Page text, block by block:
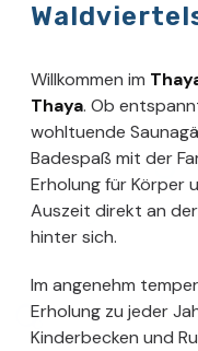
Willkommen im
Thaya. Ob
wohltuende
Badespaß mit der
Erholung für Körper
Auszeit direkt an
hinter sich.
Im angenehm
Erholung zu jeder
Kinderbecken und